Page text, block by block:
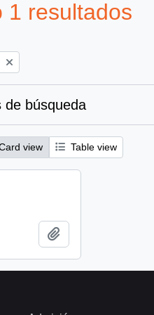
1 resultados
filter:
de búsqueda
view Table view